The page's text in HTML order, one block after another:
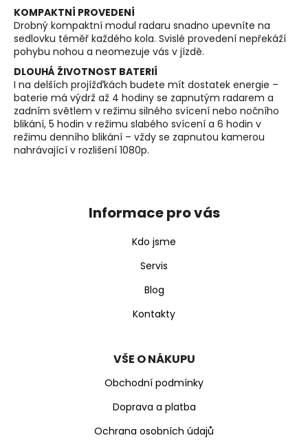
KOMPAKTNÍ PROVEDENÍ
Drobný kompaktní modul radaru snadno upevníte na
sedlovku téměř každého kola. Svislé provedení nepřekáží
pohybu nohou a neomezuje vás v jízdě.
DLOUHÁ ŽIVOTNOST BATERIÍ
I na delších projížďkách budete mít dostatek energie –
baterie má výdrž až 4 hodiny se zapnutým radarem a
zadním světlem v režimu silného svícení nebo nočního
blikání, 5 hodin v režimu slabého svícení a 6 hodin v
režimu denního blikání – vždy se zapnutou kamerou
nahrávající v rozlišení 1080p.
Informace pro vás
Kdo jsme
Servis
Blog
Kontakty
VŠE O NÁKUPU
Obchodní podmínky
Doprava a platba
Ochrana osobních údajů